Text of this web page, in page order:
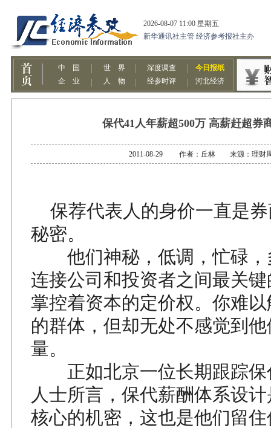
保代41人年薪超500万 高薪赶超券
2011-08-29 作者：丘林 来源：理财
保荐代表人的身价一直是
秘密。
他们神秘，低调，忙碌，
连接公司和投资者之间最关
掌控着资本的定价权。你难
的群体，但却无处不感觉到
量。
正如北京一位长期跟踪保
人士所言，保代薪酬体系设
核心的机密，这也是他们留